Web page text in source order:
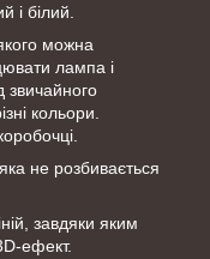
і білий.
можна
лампа і
звичайного
кольори.
не розбивається
завдяки яким
ефект.